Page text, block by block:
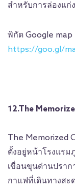
สำหรับการล่องแก่
พิกัด Google map
https://goo.gl/
12.The
The Memorized
ตั้งอยู่หน้าโรงแร
เขื่อนขุนด่านปราก
กาแฟที่เดินทางสะ